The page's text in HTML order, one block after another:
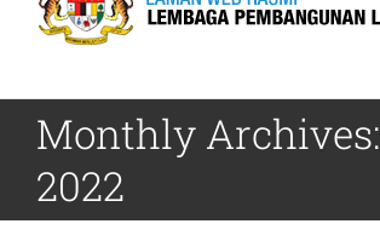
Monthly Archives:
2022